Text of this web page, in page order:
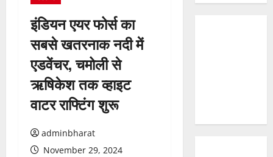
इंडियन एयर फोर्स का
सबसे खतरनाक नदी में
एडवेंचर, चमोली से
ऋषिकेश तक व्हाइट
वाटर राफ्टिंग शुरू
adminbharat
November 29, 2024